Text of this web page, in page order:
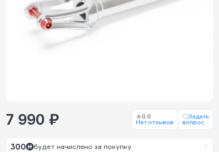
7 990 ₽
0.0
Нет отзывов
Задать
вопрос
300 будет начислено за покупку